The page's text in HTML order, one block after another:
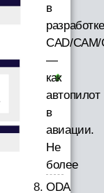
в
разработке
CAD/
—
как
автопилот
в
авиации.
Не
более
ODA